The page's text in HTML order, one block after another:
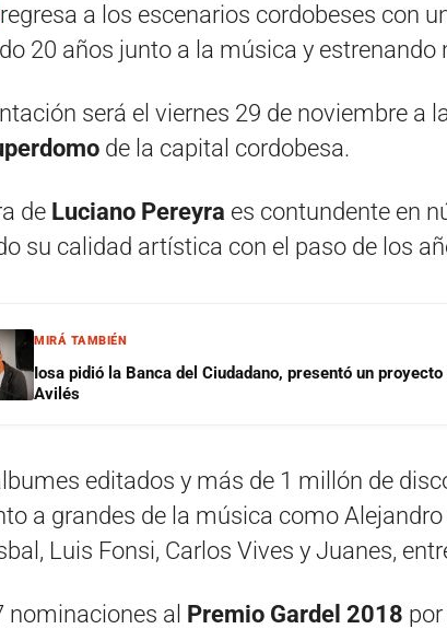
regresa a los escenarios cordobeses con
20 años junto a la música y estrenando
será el viernes 29 de noviembre a
de la capital cordobesa.
de Luciano Pereyra es contundente en
su calidad artística con el paso de los
MIRÁ TAMBIÉN
Iosa pidió la Banca del Ciudadano, presentó un
Avilés
editados y más de 1 millón de
a grandes de la música como Alejandro
Luis Fonsi, Carlos Vives y Juanes,
nominaciones al Premio Gardel 2018